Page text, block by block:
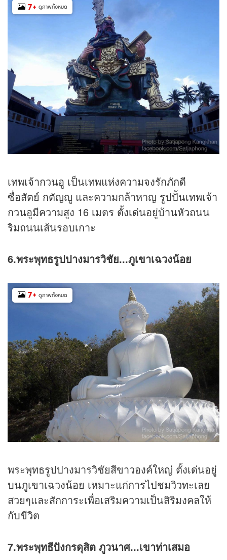
7+ ดูภาพทั้งหมด
เทพเจ้ากวนอู เป็นเทพแห่งความจงรักภักดี
ซื่อสัตย์ กตัญญู และความกล้าหาญ รูปปั้นเทพเจ้า
กวนอูมีความสูง 16 เมตร ตั้งเด่นอยู่บ้านหัวถนน
ริมถนนเส้นรอบเกาะ
6.พระพุทธรูปปางมารวิชัย...ภูเขาเฉวงน้อย
7+ ดูภาพทั้งหมด
พระพุทธรูปปางมารวิชัยสีขาวองค์ใหญ่ ตั้งเด่นอยู่
บนภูเขาเฉวงน้อย เหมาะแก่การไปชมวิวทะเลย
สวยๆและสักการะเพื่อเสริมความเป็นสิริมงคลให้
กับขีวิต
7.พระพุทธีปังกรดุสิต ภูวนาศ...เขาท่าเสมอ